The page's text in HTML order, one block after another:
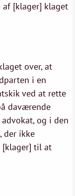
af [klager] klaget
over, at
i en
ved at rette
daværende
og i den
der ikke
[klager] til at